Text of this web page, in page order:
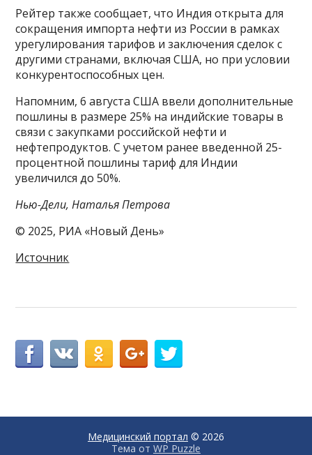
Рейтер также сообщает, что Индия открыта для
сокращения импорта нефти из России в рамках
урегулирования тарифов и заключения сделок с
другими странами, включая США, но при условии
конкурентоспособных цен.
Напомним, 6 августа США ввели дополнительные
пошлины в размере 25% на индийские товары в
связи с закупками российской нефти и
нефтепродуктов. С учетом ранее введенной 25-
процентной пошлины тариф для Индии
увеличился до 50%.
Нью-Дели, Наталья Петрова
© 2025, РИА «Новый День»
Источник
Медицинский портал © 2026
Тема от WP Puzzle